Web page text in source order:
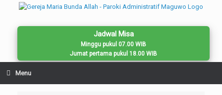
Jadwal Misa
Minggu pukul 07.00 WIB
Jumat pertama pukul 18.00 WIB
Menu